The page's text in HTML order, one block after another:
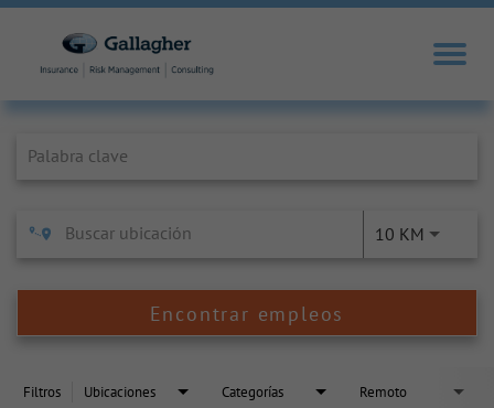
10 KM
Encontrar empleos
Filtros Ubicaciones Categorías Remoto